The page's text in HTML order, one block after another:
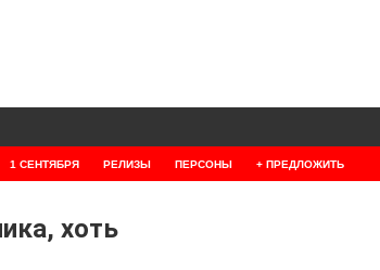
1 СЕНТЯБРЯ РЕЛИЗЫ ПЕРСОНЫ + ПРЕДЛОЖИТЬ
хоть